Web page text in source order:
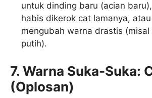
untuk dinding baru (acian
habis dikerok cat lamanya,
mengubah warna drastis (misal
putih).
7. Warna Suka-Suka:
(Oplosan)